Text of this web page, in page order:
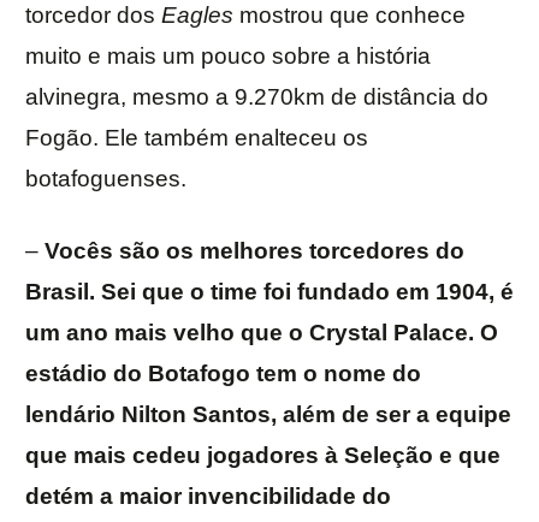
torcedor dos Eagles mostrou que conhece
muito e mais um pouco sobre a história
alvinegra, mesmo a 9.270km de distância do
Fogão. Ele também enalteceu os
botafoguenses.
– Vocês são os melhores torcedores do
Brasil. Sei que o time foi fundado em 1904, é
um ano mais velho que o Crystal Palace. O
estádio do Botafogo tem o nome do
lendário Nilton Santos, além de ser a equipe
que mais cedeu jogadores à Seleção e que
detém a maior invencibilidade do